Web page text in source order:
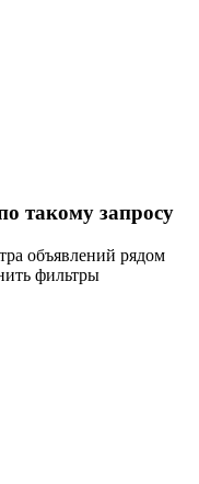
такому запросу
объявлений рядом
фильтры